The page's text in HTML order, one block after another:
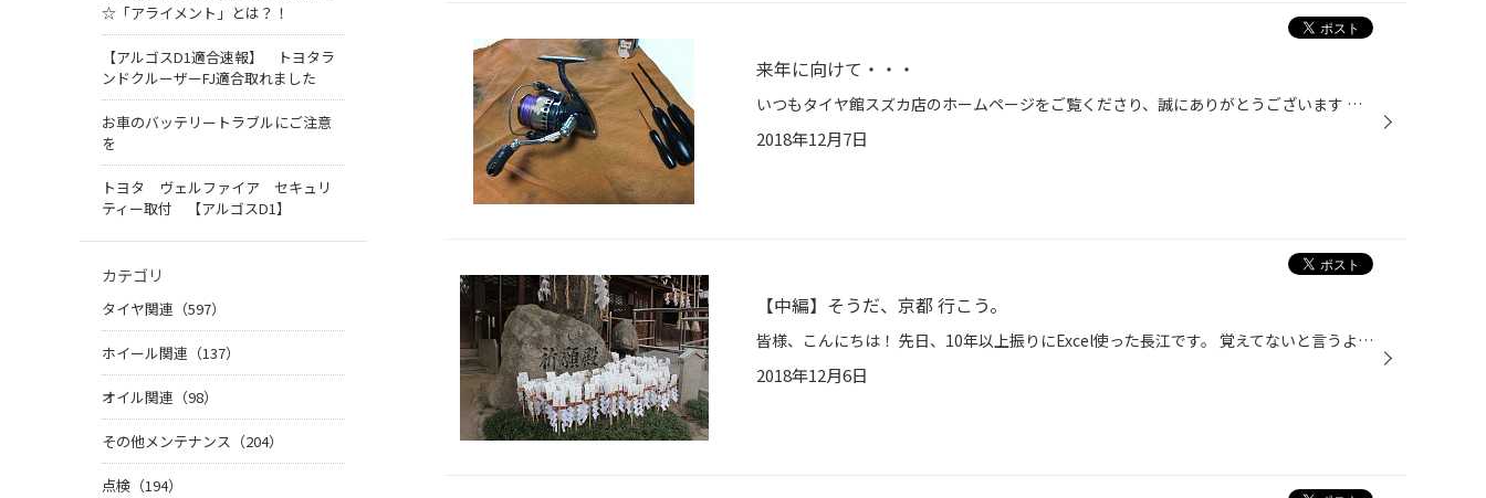
来年に向けて・・・
いつもタイヤ館スズカ店のホームページをご覧くださり、誠にありがとうございます 月に一度は魚釣りに行っているのですが、さすがに今年はもう行けないかと思い来年に 向けて釣り道具のメンテナンスをしました。 今年は釣行予定日に雨や風、台風直撃などもありあまり行けなかったのですが来年は 天...
2018年12月7日
【中編】そうだ、京都 行こう。
皆様、こんにちは！ 先日、10年以上振りにExcel使った長江です。 覚えてないと言うよりかは、全部初めて見たって感覚に近かったです(´・∀・)ｗ 前回の続きです。 京都御苑の後に本当は二条城に行くつもりだったのですが、ゆっくりし過ぎて営業時間内に間に合わず(-.-) なので突発的に直ぐ横にある護...
2018年12月6日
☆「アライメント」とは？！
【アルゴスD1適合速報】 トヨタラ
ンドクルーザーFJ適合取れました
お車のバッテリートラブルにご注意
を
トヨタ ヴェルファイア セキュリ
ティー取付 【アルゴスD1】
カテゴリ
タイヤ関連（597）
ホイール関連（137）
オイル関連（98）
その他メンテナンス（204）
点検（194）